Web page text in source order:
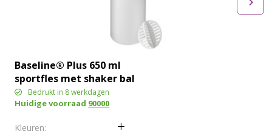
Baseline® Plus 650 ml
sportfles met shaker bal
Bedrukt in 8 werkdagen
Huidige voorraad 90000